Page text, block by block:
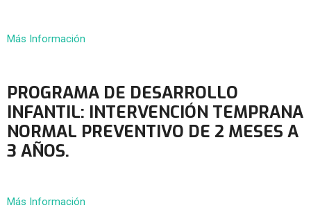
Más Información
PROGRAMA DE DESARROLLO
INFANTIL: INTERVENCIÓN TEMPRANA
NORMAL PREVENTIVO DE 2 MESES A
3 AÑOS.
Más Información